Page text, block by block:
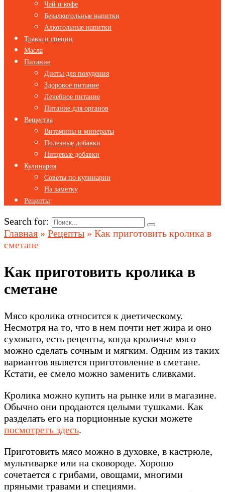
Чай и кофе
Безалкогольные напитки
Алкогольные напитки
Травы и специи
Масла
Питание
Диеты для похудения
Здоровое питание
Лечебное питание
Питание для органов
Вещества
Витамины и минералы
Полезные добавки
Пищевые добавки
Кулинария
Советы по кулинарии
На заметку
Рецепты
Search for:
Главная » Рецепты » Как приготовить кролика в
сметане
Как приготовить кролика в
сметане
Мясо кролика относится к диетическому.
Несмотря на то, что в нем почти нет жира и оно
суховато, есть рецепты, когда кроличье мясо
можно сделать сочным и мягким. Одним из таких
вариантов является приготовление в сметане.
Кстати, ее смело можно заменить сливками.
Кролика можно купить на рынке или в магазине.
Обычно они продаются целыми тушками. Как
разделать его на порционные куски можете
посмотреть здесь.
Приготовить мясо можно в духовке, в кастрюле,
мультиварке или на сковороде. Хорошо
сочетается с грибами, овощами, многими
пряными травами и специями.